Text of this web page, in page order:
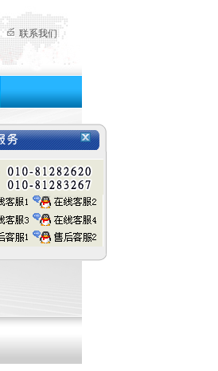
联系我们